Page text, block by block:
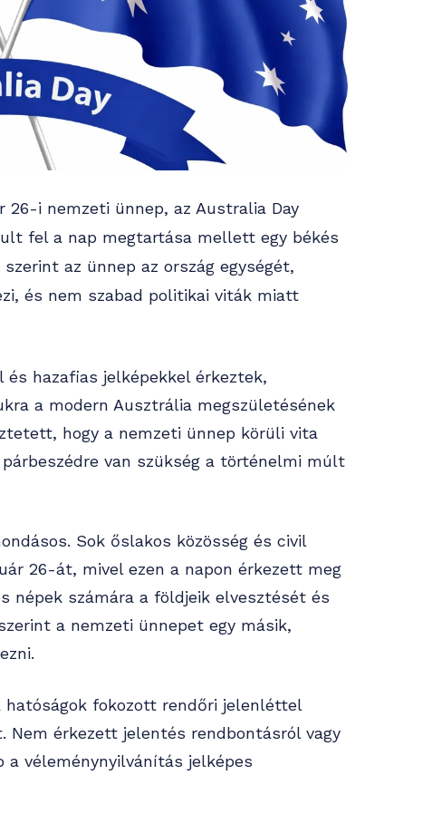
i nemzeti ünnep, az Australia Day
fel a nap megtartása mellett egy békés
az ünnep az ország egységét,
és nem szabad politikai viták miatt
hazafias jelképekkel érkeztek,
a modern Ausztrália megszületésének
hogy a nemzeti ünnep körüli vita
van szükség a történelmi múlt
Sok őslakos közösség és civil
26-át, mivel ezen a napon érkezett meg
népek számára a földjeik elvesztését és
a nemzeti ünnepet egy másik,
fokozott rendőri jelenléttel
Nem érkezett jelentés rendbontásról vagy
a véleménynyilvánítás jelképes